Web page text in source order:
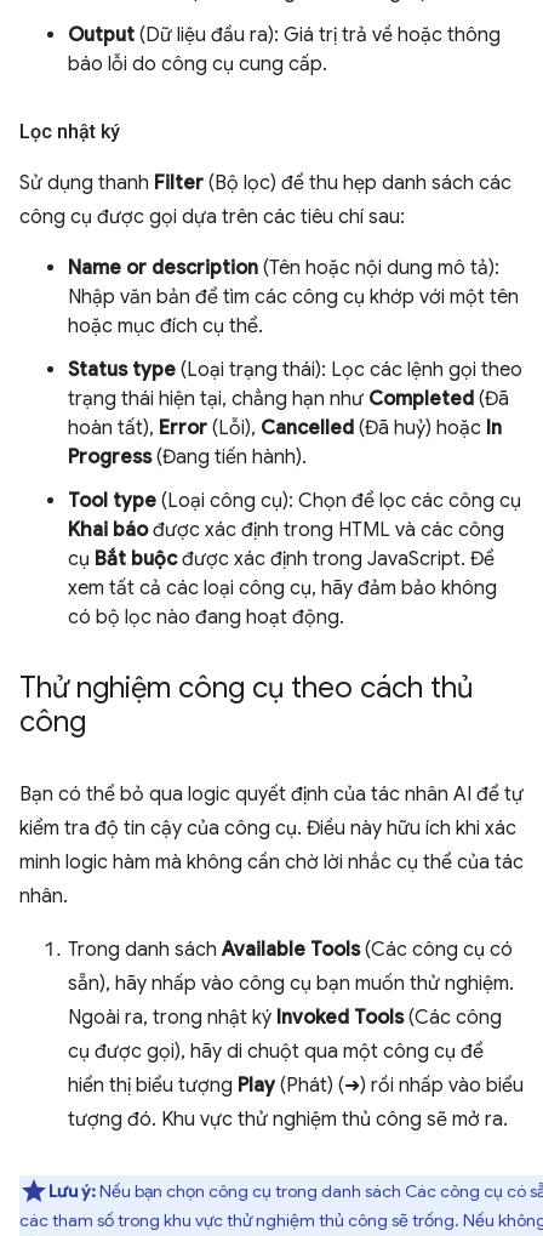
Output (Dữ liệu đầu ra): Giá trị trả về hoặc thông
báo lỗi do công cụ cung cấp.
Lọc nhật ký
Sử dụng thanh Filter (Bộ lọc) để thu hẹp danh sách các
công cụ được gọi dựa trên các tiêu chí sau:
Name or description (Tên hoặc nội dung mô tả):
Nhập văn bản để tìm các công cụ khớp với một tên
hoặc mục đích cụ thể.
Status type (Loại trạng thái): Lọc các lệnh gọi theo
trạng thái hiện tại, chẳng hạn như Completed (Đã
hoàn tất), Error (Lỗi), Cancelled (Đã huỷ) hoặc In
Progress(Đang tiến hành).
Tool type (Loại công cụ): Chọn để lọc các công cụ
Khai báođược xác định trong HTML và các công
cụ Bắt buộcđược xác định trong JavaScript. Để
xem tất cả các loại công cụ, hãy đảm bảo không
có bộ lọc nào đang hoạt động.
Thử nghiệm công cụ theo cách thủ
công
Bạn có thể bỏ qua logic quyết định của tác nhân AI để tự
kiểm tra độ tin cậy của công cụ. Điều này hữu ích khi xác
minh logic hàm mà không cần chờ lời nhắc cụ thể của tác
nhân.
Trong danh sáchAvailable Tools(Các công cụ có
sẵn), hãy nhấp vào công cụ bạn muốn thử nghiệm.
Ngoài ra, trong nhật ký Invoked Tools(Các công
cụ được gọi), hãy di chuột qua một công cụ để
hiển thị biểu tượng Play(Phát) (➜) rồi nhấp vào biểu
tượng đó. Khu vực thử nghiệm thủ công sẽ mở ra.
Lưu ý:Nếu bạn chọn công cụ trong danh sách Các công cụ có
các tham số trong khu vực thử nghiệm thủ công sẽ trống. Nếu